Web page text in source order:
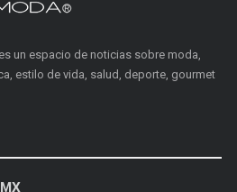
un espacio de noticias sobre moda,
estilo de vida, salud, deporte, gourmet